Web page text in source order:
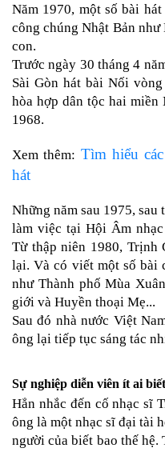
Năm 1970, một số bài
công chúng Nhật Bản
con.
Trước ngày 30 tháng 4
Sài Gòn hát bài Nối
hòa hợp dân tộc hai miền
1968.
Xem thêm: Tìm hiểu
hát
Những năm sau 1975,
làm việc tại Hội Âm nhạc
Từ thập niên 1980, Trịnh
lại. Và có viết một số bài
như Thành phố Mùa
giới và Huyền thoại Mẹ...
Sau đó nhà nước Việt
ông lại tiếp tục sáng tác
Sự nghiệp diễn viên ít ai
Hẳn nhắc đến cố nhạc sĩ
ông là một nhạc sĩ đại tài
người của biết bao thế